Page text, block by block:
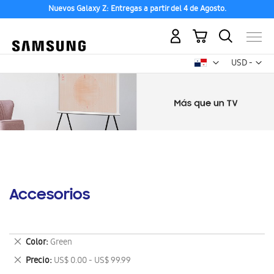
Nuevos Galaxy Z: Entregas a partir del 4 de Agosto.
USD -
dólar
Mi carrito
Accesorios
Color Green
Eliminar
este
artículo
Precio US$ 0.00 - US$ 99.99
Eliminar